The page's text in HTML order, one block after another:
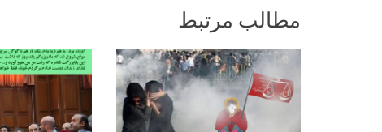
ش
ت
ه‌
مطالب مرتبط